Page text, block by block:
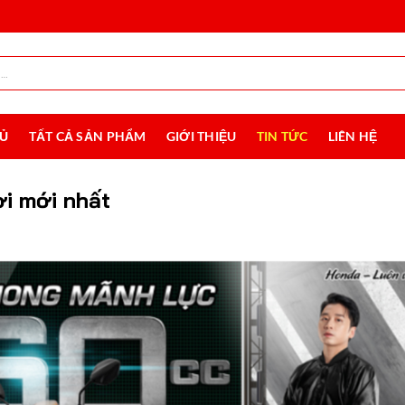
TẤT CẢ SẢN PHẨM GIỚI THIỆU TIN TỨC LIÊN HỆ
mới nhất